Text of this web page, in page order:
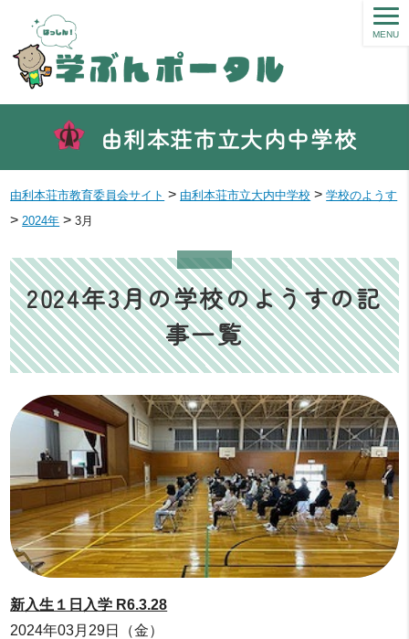
由利本荘市立大内中学校
MENU
由利本荘市教育委員会サイト > 由利本荘市立大内中学校 >学校のようす
> 2024年 >3月
2024年3月の学校のようすの記
事一覧
新入生１日入学 R6.3.28
2024年03月29日（金）